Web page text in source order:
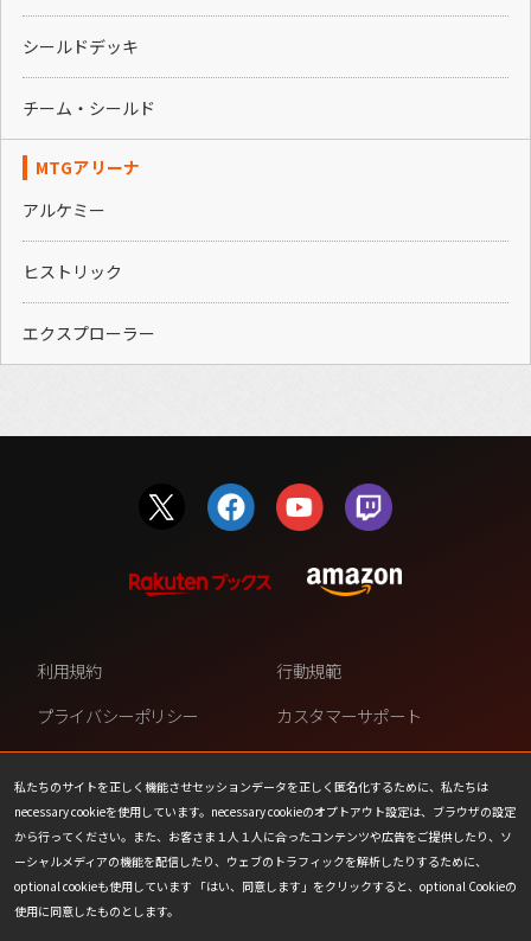
シールドデッキ
チーム・シールド
MTGアリーナ
アルケミー
ヒストリック
エクスプローラー
私たちのサイトを正しく機能させセッションデータを正しく匿名化するために、私たちは
necessary cookieを使用しています。necessary cookieのオプトアウト設定は、ブラウザの設定
から行ってください。また、お客さま１人１人に合ったコンテンツや広告をご提供したり、ソ
ーシャルメディアの機能を配信したり、ウェブのトラフィックを解析したりするために、
optional cookieも使用しています 「はい、同意します」をクリックすると、optional Cookieの
使用に同意したものとします。
利用規約
行動規範
プライバシーポリシー
カスタマーサポート
ない
COOKIE
プレスリリース
会社情報
お問い合わせ